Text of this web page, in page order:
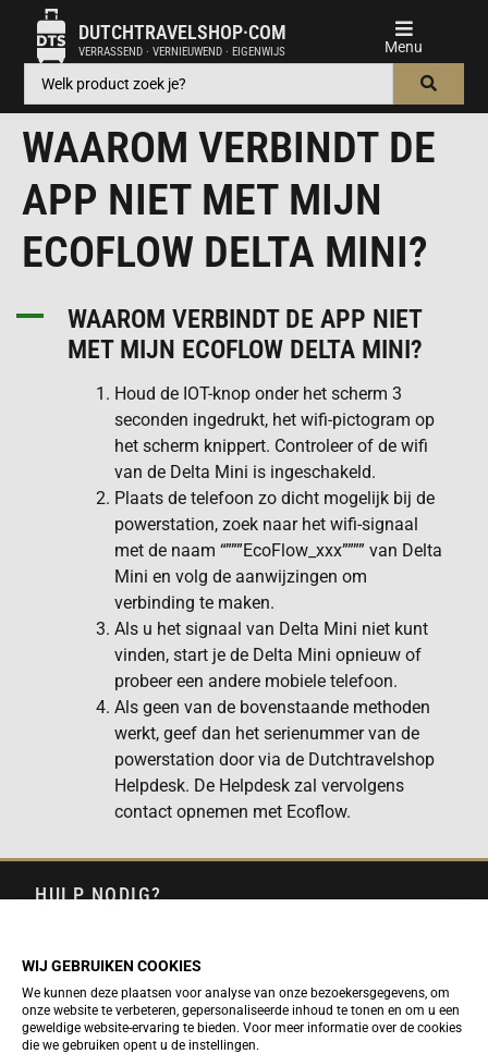
DUTCHTRAVELSHOP·COM
VERRASSEND · VERNIEUWEND · EIGENWIJS
WAAROM VERBINDT DE
APP NIET MET MIJN
ECOFLOW DELTA MINI?
A
WAAROM VERBINDT DE APP NIET
MET MIJN ECOFLOW DELTA MINI?
Houd de IOT-knop onder het scherm 3
seconden ingedrukt, het wifi-pictogram op
het scherm knippert. Controleer of de wifi
van de Delta Mini is ingeschakeld.
Plaats de telefoon zo dicht mogelijk bij de
powerstation, zoek naar het wifi-signaal
met de naam “”””EcoFlow_xxx”””” van Delta
Mini en volg de aanwijzingen om
verbinding te maken.
Als u het signaal van Delta Mini niet kunt
vinden, start je de Delta Mini opnieuw of
probeer een andere mobiele telefoon.
Als geen van de bovenstaande methoden
werkt, geef dan het serienummer van de
powerstation door via de Dutchtravelshop
Helpdesk. De Helpdesk zal vervolgens
contact opnemen met Ecoflow.
HULP NODIG?
beantwoorden.
WIJ GEBRUIKEN COOKIES
We kunnen deze plaatsen voor analyse van onze bezoekersgegevens, om
onze website te verbeteren, gepersonaliseerde inhoud te tonen en om u een
geweldige website-ervaring te bieden. Voor meer informatie over de cookies
die we gebruiken opent u de instellingen.